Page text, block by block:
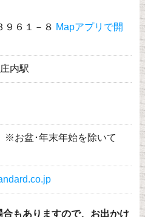
９６１－８ Mapアプリで開
内駅
お盆･年末年始を除いて
もありますので、お出かけ